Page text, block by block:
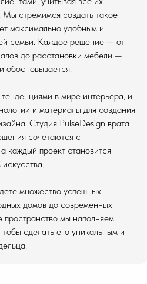
Мы стремимся создать такое
максимально удобным и
семьи. Каждое решение — от
до расстановки мебели —
обосновывается.
в мире интерьера, и
и материалы для создания
Студия PulseDesign врата
сочетаются с
каждый проект становится
множество успешных
домов до современных
пространство мы наполняем
сделать его уникальным и